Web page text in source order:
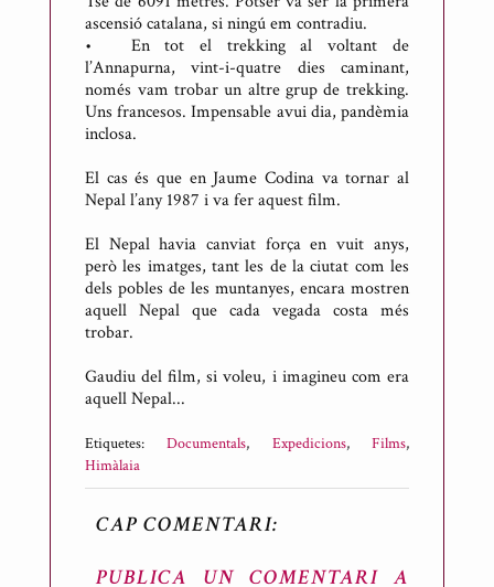
ascensió catalana, si ningú em contradiu.
•
En tot el trekking al voltant de
l’Annapurna, vint-i-quatre dies caminant,
només vam trobar un altre grup de trekking.
Uns francesos. Impensable avui dia, pandèmia
inclosa.
El cas és que en Jaume Codina va tornar al
Nepal l’any 1987 i va fer aquest film.
El Nepal havia canviat força en vuit anys,
però les imatges, tant les de la ciutat com les
dels pobles de les muntanyes, encara mostren
aquell Nepal que cada vegada costa més
trobar.
Gaudiu del film, si voleu, i imagineu com era
aquell Nepal...
Etiquetes:Documentals, Expedicions, Films,
Himàlaia
CAP COMENTARI:
PUBLICA UN COMENTARI A